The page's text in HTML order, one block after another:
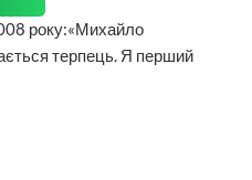
року:«Михайло
терпець. Я перший